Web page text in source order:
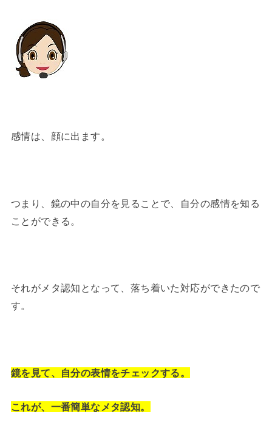
感情は、顔に出ます。
つまり、鏡の中の自分を見ることで、自分の感情を知る
ことができる。
それがメタ認知となって、落ち着いた対応ができたので
す。
鏡を見て、自分の表情をチェックする。
これが、一番簡単なメタ認知。